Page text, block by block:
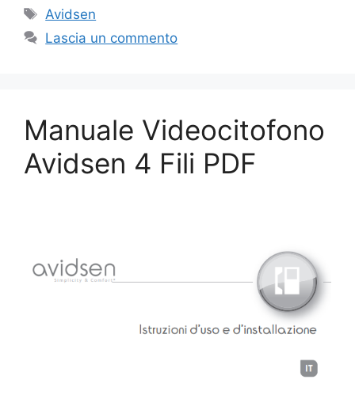
Tag
Avidsen
Lascia un commento
Manuale Videocitofono
Avidsen 4 Fili PDF